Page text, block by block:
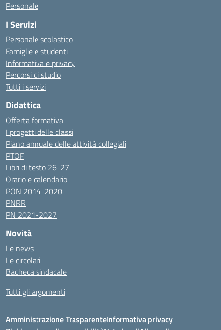
Personale
I Servizi
Personale scolastico
Famiglie e studenti
Informativa e privacy
Percorsi di studio
Tutti i servizi
Didattica
Offerta formativa
I progetti delle classi
Piano annuale delle attività collegiali
PTOF
Libri di testo 26-27
Orario e calendario
PON 2014-2020
PNRR
PN 2021-2027
Novità
Le news
Le circolari
Bacheca sindacale
Tutti gli argomenti
Amministrazione TrasparenteInformativa privacy